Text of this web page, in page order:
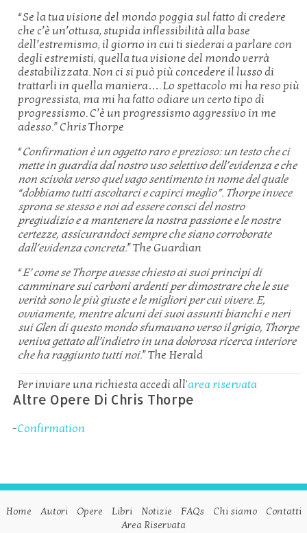
“Se la tua visione del mondo poggia sul fatto di credere
che c’è un’ottusa, stupida inflessibilità alla base
dell’estremismo, il giorno in cui ti siederai a parlare con
degli estremisti, quella tua visione del mondo verrà
destabilizzata. Non ci si può più concedere il lusso di
trattarli in quella maniera…. Lo spettacolo mi ha reso più
progressista, ma mi ha fatto odiare un certo tipo di
progressismo. C’è un progressismo aggressivo in me
adesso.” Chris Thorpe
“Confirmation è un oggetto raro e prezioso: un testo che ci
mette in guardia dal nostro uso selettivo dell’evidenza e che
non scivola verso quel vago sentimento in nome del quale
“dobbiamo tutti ascoltarci e capirci meglio”. Thorpe invece
sprona se stesso e noi ad essere consci del nostro
pregiudizio e a mantenere la nostra passione e le nostre
certezze, assicurandoci sempre che siano corroborate
dall’evidenza concreta.” The Guardian
“E’ come se Thorpe avesse chiesto ai suoi princìpi di
camminare sui carboni ardenti per dimostrare che le sue
verità sono le più giuste e le migliori per cui vivere. E,
ovviamente, mentre alcuni dei suoi assunti bianchi e neri
sui Glen di questo mondo sfumavano verso il grigio, Thorpe
veniva gettato all’indietro in una dolorosa ricerca interiore
che ha raggiunto tutti noi.” The Herald
Per inviare una richiesta accedi all'area riservata
Altre Opere Di Chris Thorpe
-Confirmation
Home Autori Opere Libri Notizie FAQs Chi siamo
Contatti
Area Riservata